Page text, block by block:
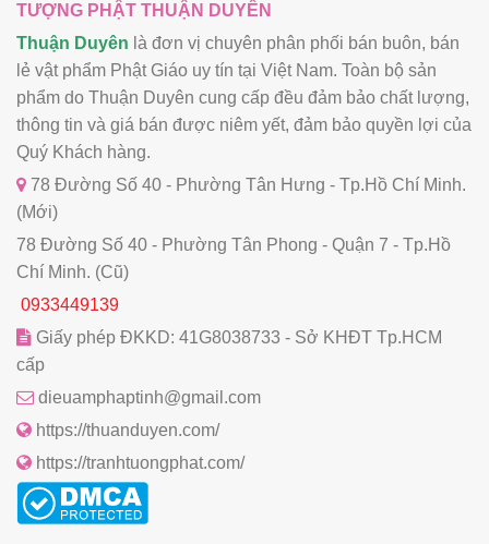
TƯỢNG PHẬT THUẬN DUYÊN
Thuận Duyên là đơn vị chuyên phân phối bán buôn, bán
lẻ vật phẩm Phật Giáo uy tín tại Việt Nam. Toàn bộ sản
phẩm do Thuận Duyên cung cấp đều đảm bảo chất lượng,
thông tin và giá bán được niêm yết, đảm bảo quyền lợi của
Quý Khách hàng.
78 Đường Số 40 - Phường Tân Hưng - Tp.Hồ Chí Minh.
(Mới)
78 Đường Số 40 - Phường Tân Phong - Quận 7 - Tp.Hồ
Chí Minh. (Cũ)
0933449139
Giấy phép ĐKKD: 41G8038733 - Sở KHĐT Tp.HCM
cấp
dieuamphaptinh@gmail.com
https://thuanduyen.com/
https://tranhtuongphat.com/